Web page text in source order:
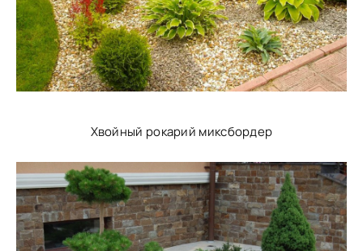
Хвойный рокарий миксбордер